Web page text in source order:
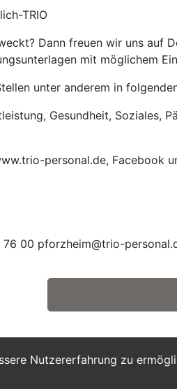
Nutzererfahrung zu
TRIO
Dann freuen wir uns auf
mit möglichem
unter anderem in
Gesundheit, Soziales,
personal.de, Facebook
00 pforzheim@trio-